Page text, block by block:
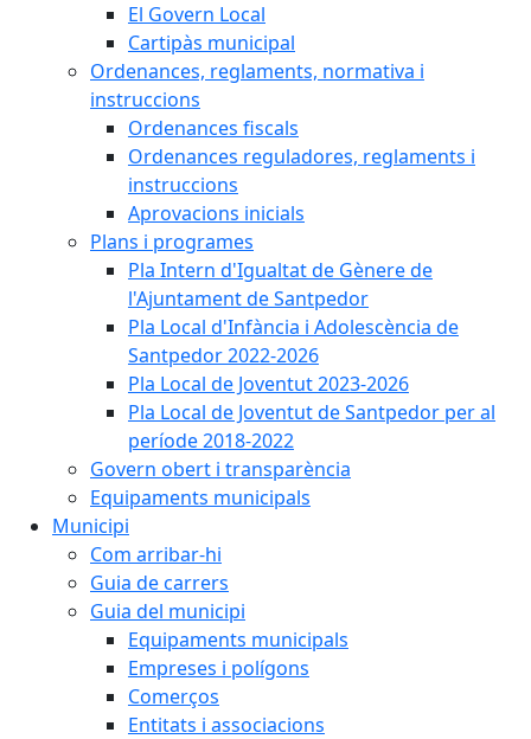
El Govern Local
Cartipàs municipal
Ordenances, reglaments, normativa i
instruccions
Ordenances fiscals
Ordenances reguladores, reglaments i
instruccions
Aprovacions inicials
Plans i programes
Pla Intern d'Igualtat de Gènere de
l'Ajuntament de Santpedor
Pla Local d'Infància i Adolescència de
Santpedor 2022-2026
Pla Local de Joventut 2023-2026
Pla Local de Joventut de Santpedor per al
període 2018-2022
Govern obert i transparència
Equipaments municipals
Municipi
Com arribar-hi
Guia de carrers
Guia del municipi
Equipaments municipals
Empreses i polígons
Comerços
Entitats i associacions